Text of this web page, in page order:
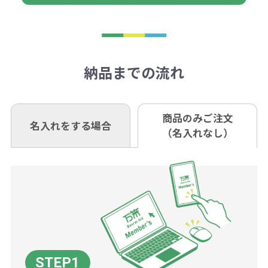
アラートに従って数を調整してくだ
います。あらかじめご了承くださ
※不良商品は商品到着後7営業日以
お問合せ先
0120-979-907
AM10:00～PM5:00（土・日・祝日を
相談下さい。
なお、印刷代はボリュームディスカ
同じ版で多くの数量を印刷すると、1
個当たりの印刷代単価がお安くなり
一方、数量が少なく一定数に満たな
い場合は、単価計算ではなく、印刷
代の基本料金を一式頂戴する場合が
ございます。
ボリュームディスカウントの計算は
■ゆうちょ銀行（振替口座）
口座名 株式会社モノベーション
※振り込み手数料はお客さま負担と
なりますのでご注意ください。
ご入金確認後約3週間となります。
定しているものもあります。
あれば、午前中までにご注文とご入
金いただければ翌日着でお送りする
お急ぎの場合、ご相談ください。最
大限努力いたします。
き別途申し受けます。
も複数ヶ所への納品の場合、別途送
料頂戴する場合がございます。
詳細はこちらご確認ください。
納品までの流れ
名入れをする場合
商品のみご注文
（名入れなし）